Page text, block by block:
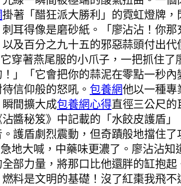
掛著「醋狂派大勝利」的霓虹燈牌
耳得像是磨砂紙。「廖沾沾！你
以及百分之九十五的邪惡蒜頭付出
穿著燕尾服的小爪子，一把抓住
」「它會把你的蒜泥在零點一秒
信仰般的怒吼。 包養網他以一種專
間擴大成包養網心得直徑三公尺
醬秘笈》中記載的「水餃皮護盾
護盾劇烈震動，但奇蹟般地擋住
地大喊，中藥味更濃了。廖沾沾
部力量，將那口比他還胖的缸抱
料是文明的基礎！沒了紅棗我飛